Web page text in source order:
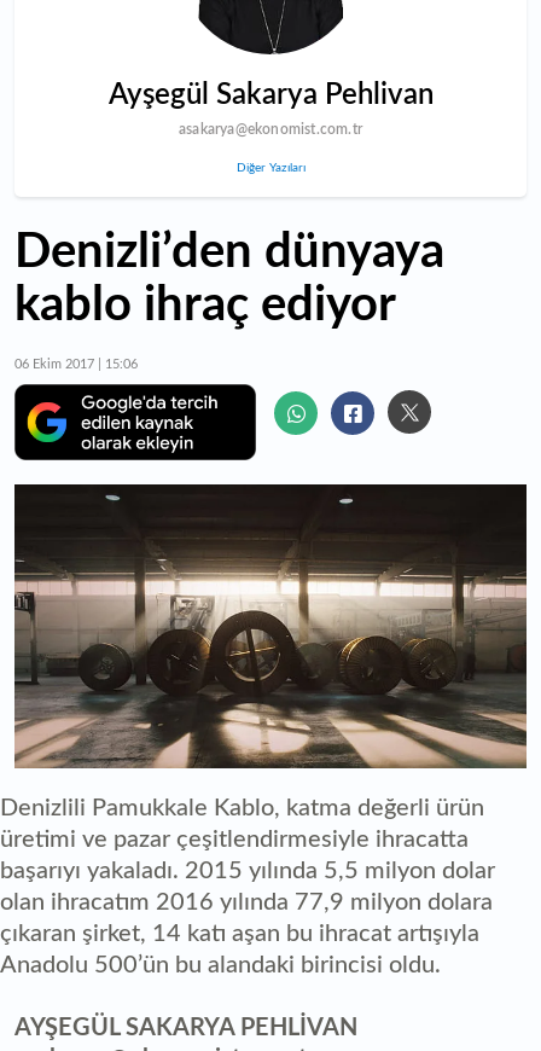
Ayşegül Sakarya Pehlivan
asakarya@ekonomist.com.tr
Diğer Yazıları
Denizli’den dünyaya
kablo ihraç ediyor
06 Ekim 2017 | 15:06
Denizlili Pamukkale Kablo, katma değerli ürün
üretimi ve pazar çeşitlendirmesiyle ihracatta
başarıyı yakaladı. 2015 yılında 5,5 milyon dolar
olan ihracatım 2016 yılında 77,9 milyon dolara
çıkaran şirket, 14 katı aşan bu ihracat artışıyla
Anadolu 500’ün bu alandaki birincisi oldu.
AYŞEGÜL SAKARYA PEHLİVAN